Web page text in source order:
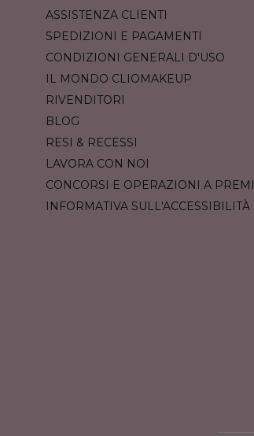
ASSISTENZA CLIENTI
SPEDIZIONI E PAGAMENTI
CONDIZIONI GENERALI D'USO
IL MONDO CLIOMAKEUP
RIVENDITORI
BLOG
RESI & RECESSI
LAVORA CON NOI
CONCORSI E OPERAZIONI A PREMI
INFORMATIVA SULL'ACCESSIBILITÀ